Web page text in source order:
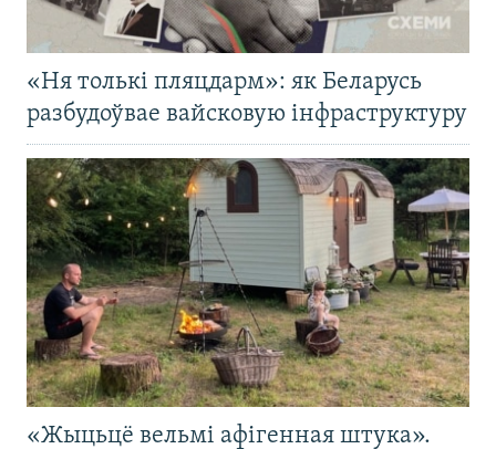
«Ня толькі пляцдарм»: як Беларусь
разбудоўвае вайсковую інфраструктуру
«Жыцьцё вельмі афігенная штука».